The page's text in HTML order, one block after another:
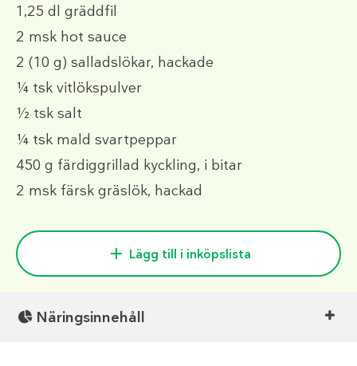
1,25 dl gräddfil
2 msk hot sauce
2 (10 g) salladslökar, hackade
¼ tsk vitlökspulver
½ tsk salt
¼ tsk mald svartpeppar
450 g färdiggrillad kyckling, i bitar
2 msk färsk gräslök, hackad
Lägg till i inköpslista
Näringsinnehåll